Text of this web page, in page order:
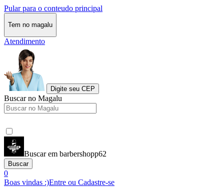
Pular para o conteudo principal
Tem no magalu
Atendimento
Digite seu CEP
Buscar no Magalu
Buscar em barbershopp62
Buscar
0
Boas vindas :)Entre ou Cadastre-se